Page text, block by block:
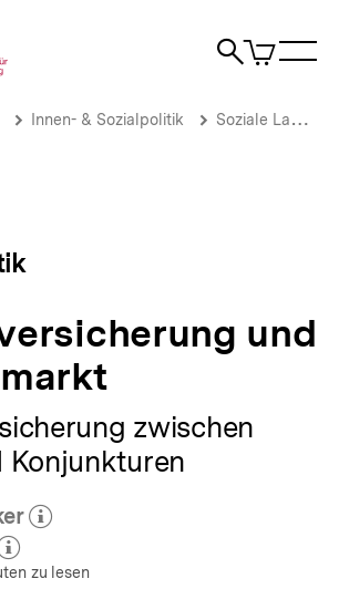
Suche
Artikel
im
Innen- & Sozialpolitik Soziale Lage
und
zwischen
Konjunkturen
zum Autor)
Autor)
zu lesen